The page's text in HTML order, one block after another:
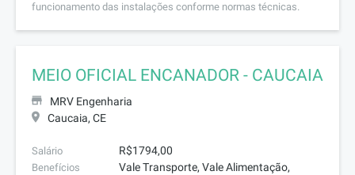
funcionamento das instalações conforme normas técnicas.
MEIO OFICIAL ENCANADOR - CAUCAIA
MRV Engenharia
Caucaia, CE
Salário R$1794,00
Benefícios
Vale Transporte, Vale Alimentação,